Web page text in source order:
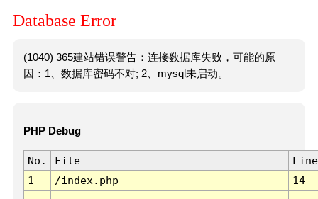
Database Error
(1040) 365建站错误警告：连接数据库失败，可能的原
因：1、数据库密码不对; 2、mysql未启动。
PHP Debug
No. File
Line
1
/index.php 14